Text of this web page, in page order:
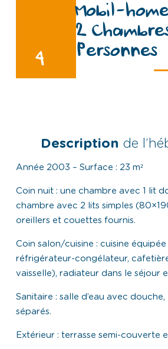
4
Mobil-
2
Personnes
Description de
Année 2003 – Surface : 23 m²
Coin nuit : une chambre avec 1 lit
chambre avec 2 lits simples
oreillers et couettes fournis.
Coin salon/cuisine : cuisine
réfrigérateur-congélateur,
vaisselle), radiateur dans le séjour
Sanitaire : salle d’eau avec
séparés.
Extérieur : terrasse semi-couverte